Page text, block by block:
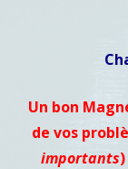
Un bon
de vos
importants